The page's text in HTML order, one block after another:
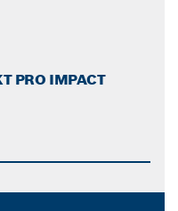
PRO IMPACT